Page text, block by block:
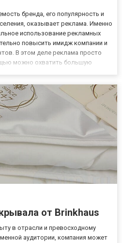
бренда, его популярность и
оказывает реклама. Именно
использование рекламных
повысить имидж компании и
В этом деле реклама просто
можно охватить большую
от Brinkhaus
в отрасли и превосходному
аудитории, компания может